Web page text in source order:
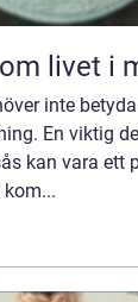
om
inte
En viktig
kan vara ett